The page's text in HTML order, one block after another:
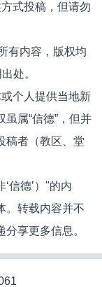
式投稿，但请勿
有内容，版权均
处。
个人提供当地新
属“信德”，但并
稿者（教区、堂
信德’）"的内
。转载内容并不
享更多信息。